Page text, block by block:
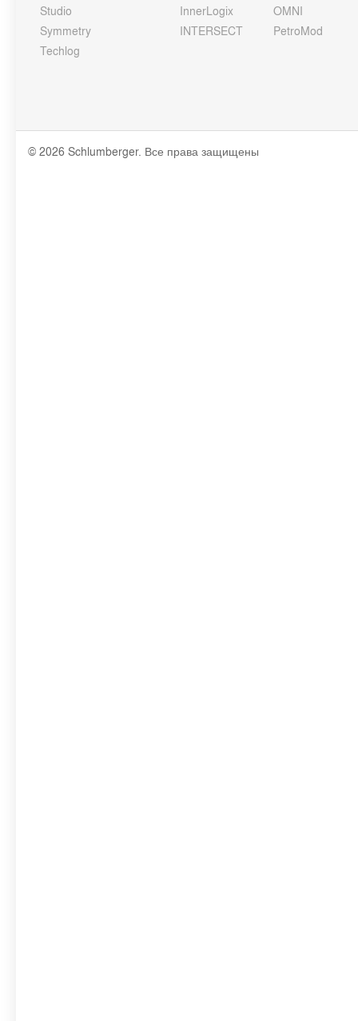
Studio
Symmetry
Techlog
InnerLogix
INTERSECT
OMNI
PetroMod
© 2026 Schlumberger. Все права защищены